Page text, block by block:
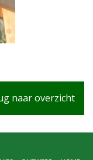
naar overzicht